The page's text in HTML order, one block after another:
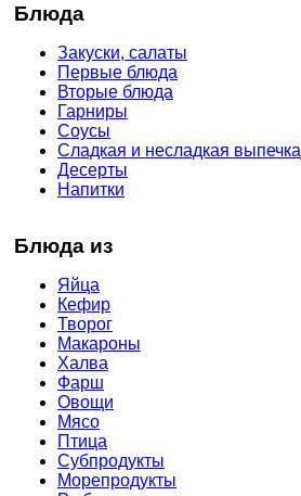
Блюда
Закуски, салаты
Первые блюда
Вторые блюда
Гарниры
Соусы
Сладкая и несладкая выпечка
Десерты
Напитки
Блюда из
Яйца
Кефир
Творог
Макароны
Халва
Фарш
Овощи
Мясо
Птица
Субпродукты
Морепродукты